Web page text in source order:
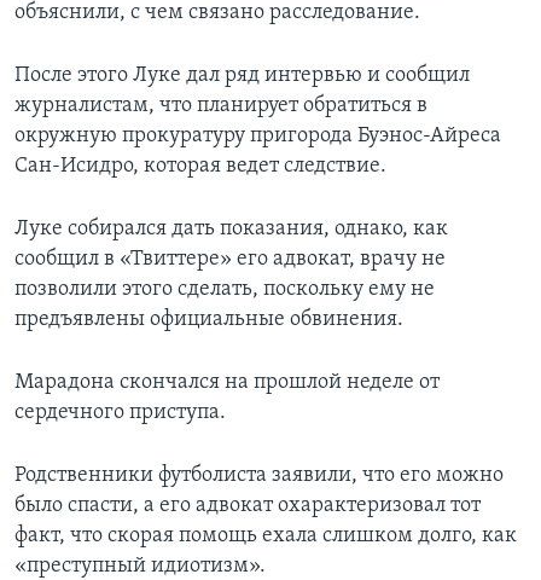
объяснили, с чем связано расследование.
После этого Луке дал ряд интервью и сообщил
журналистам, что планирует обратиться в
окружную прокуратуру пригорода Буэнос-Айреса
Сан-Исидро, которая ведет следствие.
Луке собирался дать показания, однако, как
сообщил в «Твиттере» его адвокат, врачу не
позволили этого сделать, поскольку ему не
предъявлены официальные обвинения.
Марадона скончался на прошлой неделе от
сердечного приступа.
Родственники футболиста заявили, что его можно
было спасти, а его адвокат охарактеризовал тот
факт, что скорая помощь ехала слишком долго, как
«преступный идиотизм».